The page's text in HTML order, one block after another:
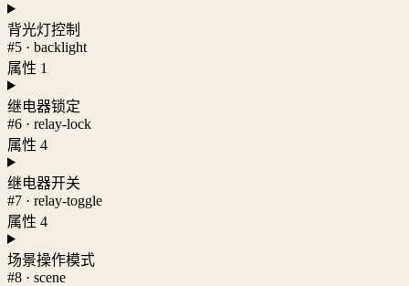
背光灯控制
#5 · backlight
属性 1
继电器锁定
#6 · relay-lock
属性 4
继电器开关
#7 · relay-toggle
属性 4
场景操作模式
#8 · scene